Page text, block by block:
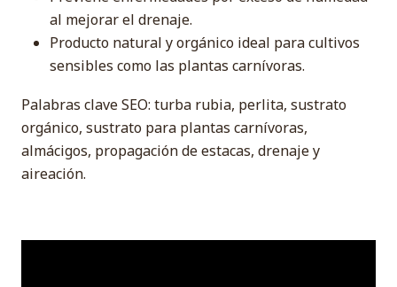
al mejorar el drenaje.
Producto natural y orgánico ideal para cultivos
sensibles como las plantas carnívoras.
Palabras clave SEO: turba rubia, perlita, sustrato
orgánico, sustrato para plantas carnívoras,
almácigos, propagación de estacas, drenaje y
aireación.